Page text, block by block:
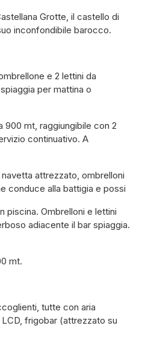
Grotte, il castello di
inconfondibile barocco.
e 2 lettini da
per mattina o
900 mt, raggiungibile con 2
continuativo. A
attrezzato, ombrelloni
conduce alla battigia e possi
piscina. Ombrelloni e lettini
adiacente il bar spiaggia.
mt.
tutte con aria
frigobar (attrezzato su